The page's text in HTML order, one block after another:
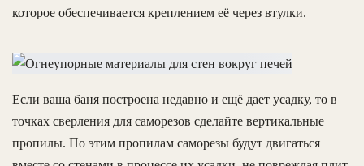
которое обеспечивается креплением её через втулки.
Если ваша баня построена недавно и ещё дает усадку, то в
точках сверления для саморезов сделайте вертикальные
пропилы. По этим пропилам саморезы будут двигаться